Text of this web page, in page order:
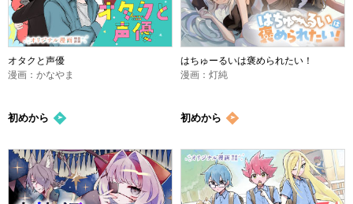
オタクと声優
漫画：かなやま
初めから
はちゅーるいは褒められたい！
漫画：灯純
初めから